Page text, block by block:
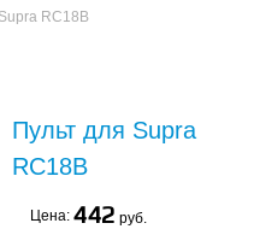
RC18B
Пульт для Supra
RC18B
Цена: 442 руб.